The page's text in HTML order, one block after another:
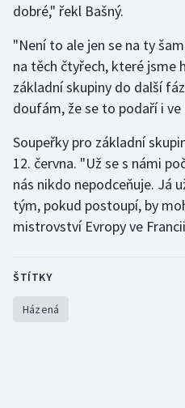
Ostatní
dobré," řekl Bašný.
"Není to ale jen se na ty
na těch čtyřech, které jsme
základní skupiny do další
doufám, že se to podaří i ve
Soupeřky pro základní
12. června. "Už se s námi
nás nikdo nepodceňuje. Já
tým, pokud postoupí, by
mistrovství Evropy ve
ŠTÍTKY
Házená